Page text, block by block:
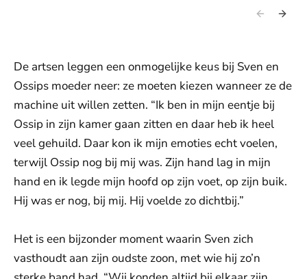
De artsen leggen een onmogelijke keus bij Sven en
Ossips moeder neer: ze moeten kiezen wanneer ze de
machine uit willen zetten. “Ik ben in mijn eentje bij
Ossip in zijn kamer gaan zitten en daar heb ik heel
veel gehuild. Daar kon ik mijn emoties echt voelen,
terwijl Ossip nog bij mij was. Zijn hand lag in mijn
hand en ik legde mijn hoofd op zijn voet, op zijn buik.
Hij was er nog, bij mij. Hij voelde zo dichtbij.”
Het is een bijzonder moment waarin Sven zich
vasthoudt aan zijn oudste zoon, met wie hij zo’n